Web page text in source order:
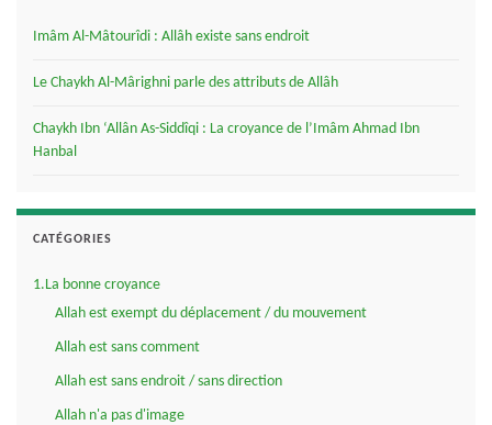
Imâm Al-Mâtourîdi : Allâh existe sans endroit
Le Chaykh Al-Mârighni parle des attributs de Allâh
Chaykh Ibn ‘Allân As-Siddîqi : La croyance de l’Imâm Ahmad Ibn
Hanbal
CATÉGORIES
1.La bonne croyance
Allah est exempt du déplacement / du mouvement
Allah est sans comment
Allah est sans endroit / sans direction
Allah n'a pas d'image